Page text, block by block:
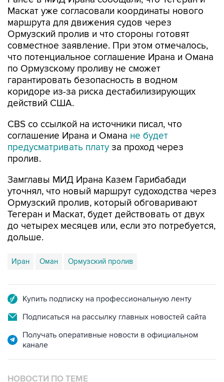
Маскат уже согласовали координаты нового
маршрута для движения судов через
Ормузский пролив и что стороны готовят
совместное заявление. При этом отмечалось,
что потенциальное соглашение Ирана и Омана
по Ормузскому проливу не сможет
гарантировать безопасность в водном
коридоре из-за риска дестабилизирующих
действий США.
CBS со ссылкой на источники писал, что
соглашение Ирана и Омана не будет
предусматривать плату за проход через
пролив.
Замглавы МИД Ирана Казем Гарибабади
уточнял, что новый маршрут судоходства через
Ормузский пролив, который обговаривают
Тегеран и Маскат, будет действовать от двух
до четырех месяцев или, если это потребуется,
дольше.
Иран Оман Ормузский пролив
Купить подписку на профессиональную ленту
Подписаться на рассылку главных новостей сайта
Получать оперативные новости в официальном
канале
НОВОСТИ ПО ТЕМЕ